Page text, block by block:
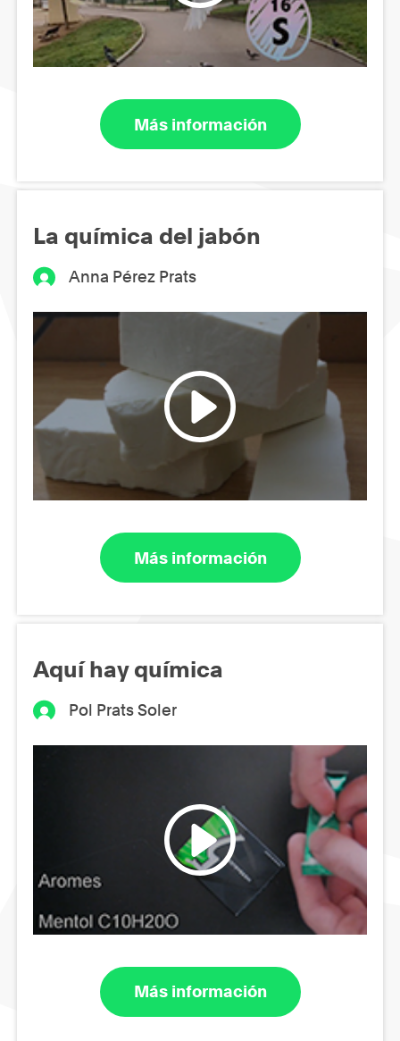
Más información
La química del jabón
Anna Pérez Prats
Más información
Aquí hay química
Pol Prats Soler
Más información